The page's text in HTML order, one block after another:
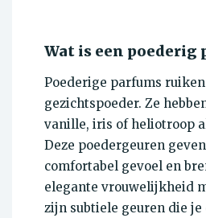
Wat is een poederig
Poederige parfums
gezichtspoeder. Ze
vanille, iris of heliotroop
Deze poedergeuren
comfortabel gevoel en
elegante vrouwelijkheid
zijn subtiele geuren die je